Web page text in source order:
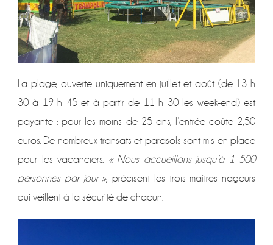
La plage, ouverte uniquement en juillet et août (de 13 h
30 à 19 h 45 et à partir de 11 h 30 les week-end) est
payante : pour les moins de 25 ans, l’entrée coûte 2,50
euros. De nombreux transats et parasols sont mis en place
pour les vacanciers. « Nous accueillons jusqu’à 1 500
personnes par jour », précisent les trois maîtres nageurs
qui veillent à la sécurité de chacun.